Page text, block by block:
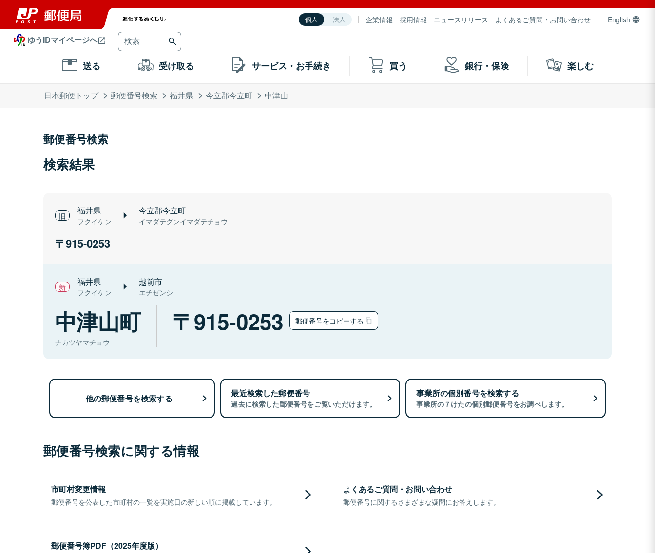
個人 法人 企業情報 採用情報 ニュースリリース よくあるご質問・お問い合わせ English
ゆうIDマイページへ
送る 受け取る サービス・お手続き 買う 銀行・保険 楽しむ
日本郵便トップ 郵便番号検索 福井県 今立郡今立町 中津山
郵便番号検索
検索結果
福井県
フクイケン
今立郡今立町
イマダテグンイマダテチョウ
915-0253
福井県
フクイケン
越前市
エチゼンシ
中津山町
ナカツヤマチョウ
915-0253 郵便番号をコピーする
他の郵便番号を検索する 最近検索した郵便番号
過去に検索した郵便番号をご覧いただけます。
事業所の個別番号を検索する
事業所の７けたの個別郵便番号をお調べします。
郵便番号検索に関する情報
市町村変更情報
郵便番号を公表した市町村の一覧を実施日の新しい順に掲載しています。
よくあるご質問・お問い合わせ
郵便番号に関するさまざまな疑問にお答えします。
郵便番号簿PDF（2025年度版）